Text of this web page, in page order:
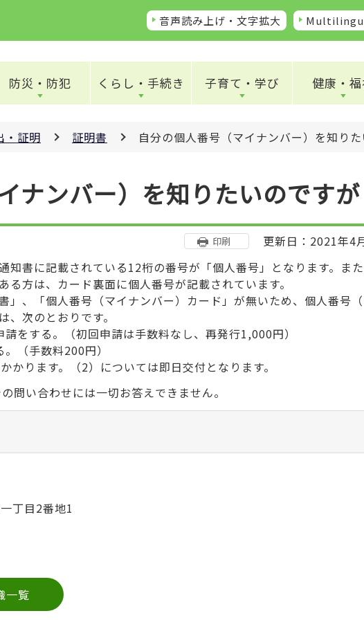
音声読み上げ・文字拡大
防災・防犯 くらし・手続き 子育て・学び 健康・
・証明 証明書 自分の個人番号（マイナンバー）を知り
ナンバー）を知りたいのですが
印刷
更新日：2021年4
書に記載されている12桁の番号が「個人番号」となります。また
方は、カード裏面に個人番号が記載されています。
、「個人番号（マイナンバー）カード」が無いため、個人番号
次のとおりです。
をする。（初回申請は手数料なし、再発行1,000円）
（手数料200円）
ります。（2）については即日交付となります。
問い合わせには一切お答えできません。
丁目2番地1
一覧